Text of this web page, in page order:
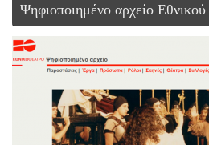
Ψηφιοποιημένο αρχείο